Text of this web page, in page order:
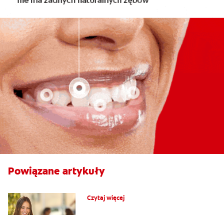
Powiązane artykuły
Czytaj więcej